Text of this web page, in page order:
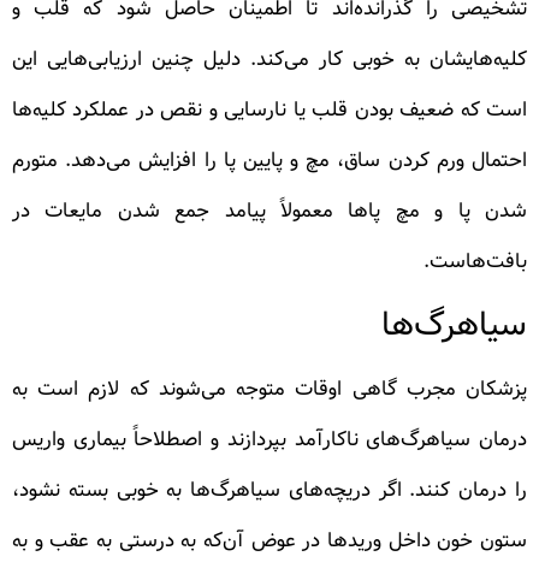
تشخیصی را گذرانده‌اند تا اطمینان حاصل شود که قلب و
کلیه‌هایشان به خوبی کار می‌کند. دلیل چنین ارزیابی‌هایی این
است که ضعیف بودن قلب یا نارسایی و نقص در عملکرد کلیه‌ها
احتمال ورم کردن ساق، مچ و پایین پا را افزایش می‌دهد. متورم
شدن پا و مچ پاها معمولاً پیامد جمع شدن مایعات در
بافت‌هاست.
سیاهرگ‌ها
پزشکان مجرب گاهی اوقات متوجه می‌شوند که لازم است به
درمان سیاهرگ‌های ناکارآمد بپردازند و اصطلاحاً بیماری واریس
را درمان کنند. اگر دریچه‌های سیاهرگ‌ها به خوبی بسته نشود،
ستون خون داخل وریدها در عوض آن‌که به درستی به عقب و به